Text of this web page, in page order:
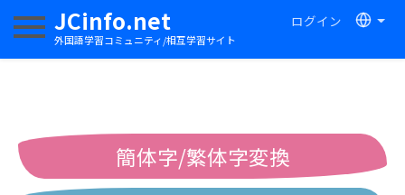
JCinfo.net
外国語学習コミュニティ/相互学習サイト
ログイン
ナビゲーションを切り替える
簡体字/繁体字変換